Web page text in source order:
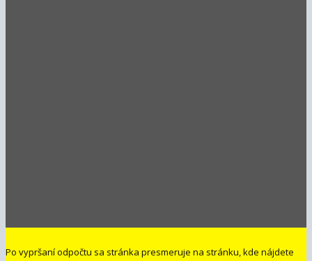
Po vypršaní odpočtu sa stránka presmeruje na stránku, kde nájdete